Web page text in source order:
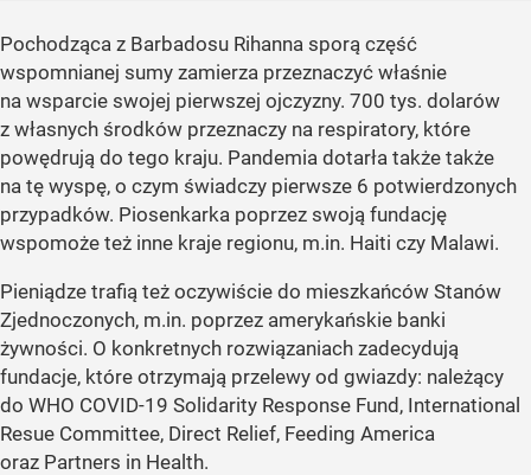
Pochodząca z Barbadosu Rihanna sporą część
wspomnianej sumy zamierza przeznaczyć właśnie
na wsparcie swojej pierwszej ojczyzny. 700 tys. dolarów
z własnych środków przeznaczy na respiratory, które
powędrują do tego kraju. Pandemia dotarła także także
na tę wyspę, o czym świadczy pierwsze 6 potwierdzonych
przypadków. Piosenkarka poprzez swoją fundację
wspomoże też inne kraje regionu, m.in. Haiti czy Malawi.
Pieniądze trafią też oczywiście do mieszkańców Stanów
Zjednoczonych, m.in. poprzez amerykańskie banki
żywności. O konkretnych rozwiązaniach zadecydują
fundacje, które otrzymają przelewy od gwiazdy: należący
do WHO COVID-19 Solidarity Response Fund, International
Resue Committee, Direct Relief, Feeding America
oraz Partners in Health.